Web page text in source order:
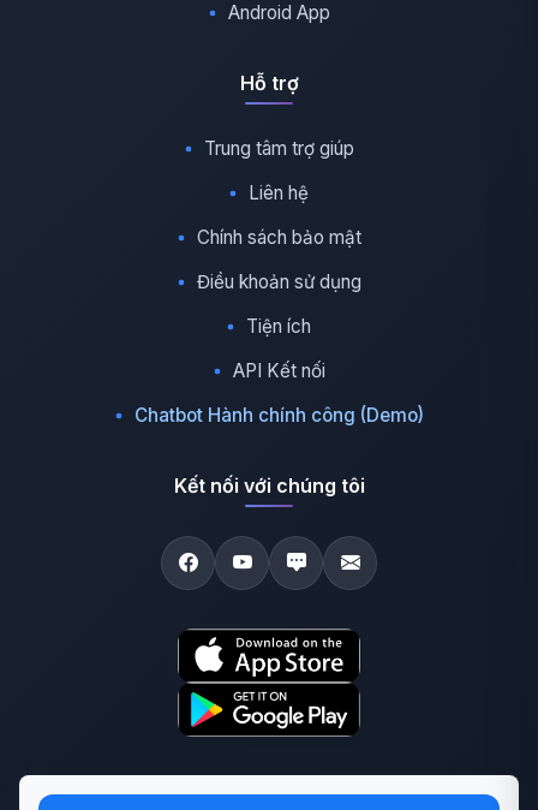
Android App
Hỗ trợ
Trung tâm trợ giúp
Liên hệ
Chính sách bảo mật
Điều khoản sử dụng
Tiện ích
API Kết nối
Chatbot Hành chính công (Demo)
Kết nối với chúng tôi